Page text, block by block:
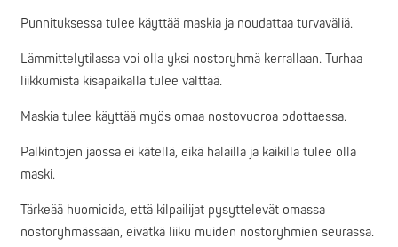
Punnituksessa tulee käyttää maskia ja noudattaa turvaväliä.
Lämmittelytilassa voi olla yksi nostoryhmä kerrallaan. Turhaa
liikkumista kisapaikalla tulee välttää.
Maskia tulee käyttää myös omaa nostovuoroa odottaessa.
Palkintojen jaossa ei kätellä, eikä halailla ja kaikilla tulee olla
maski.
Tärkeää huomioida, että kilpailijat pysyttelevät omassa
nostoryhmässään, eivätkä liiku muiden nostoryhmien seurassa.